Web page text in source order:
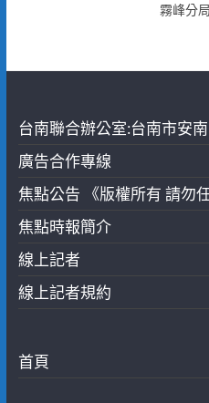
霧峰分
台南聯合辦公室:台南市安
廣告合作專線
焦點公告 《版權所有 請勿
焦點時報簡介
線上記者
線上記者規約
首頁